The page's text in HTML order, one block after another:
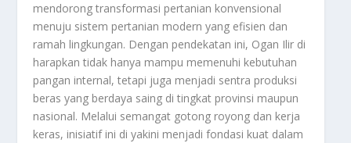
mendorong transformasi pertanian konvensional
menuju sistem pertanian modern yang efisien dan
ramah lingkungan. Dengan pendekatan ini, Ogan Ilir di
harapkan tidak hanya mampu memenuhi kebutuhan
pangan internal, tetapi juga menjadi sentra produksi
beras yang berdaya saing di tingkat provinsi maupun
nasional. Melalui semangat gotong royong dan kerja
keras, inisiatif ini di yakini menjadi fondasi kuat dalam